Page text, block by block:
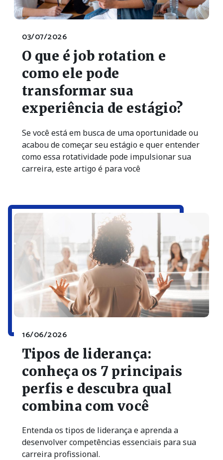
03/07/2026
O que é job rotation e
como ele pode
transformar sua
experiência de estágio?
Se você está em busca de uma oportunidade ou
acabou de começar seu estágio e quer entender
como essa rotatividade pode impulsionar sua
carreira, este artigo é para você
16/06/2026
Tipos de liderança:
conheça os 7 principais
perfis e descubra qual
combina com você
Entenda os tipos de liderança e aprenda a
desenvolver competências essenciais para sua
carreira profissional.